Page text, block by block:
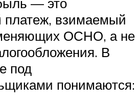
платеж, взимаемый
ОСНО, а не
В
под
понимаются: